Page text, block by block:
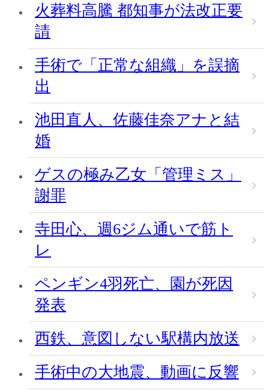
火葬料高騰 都知事が法改正要
請
手術で「正常な組織」を誤摘
出
池田直人、佐藤佳奈アナと結
婚
ゲスの極み乙女「管理ミス」
謝罪
寺田心、週6ジム通いで筋ト
レ
ペンギン4羽死亡、園が死因
発表
西鉄、意図しない駅構内放送
手術中の大地震、動画に反響